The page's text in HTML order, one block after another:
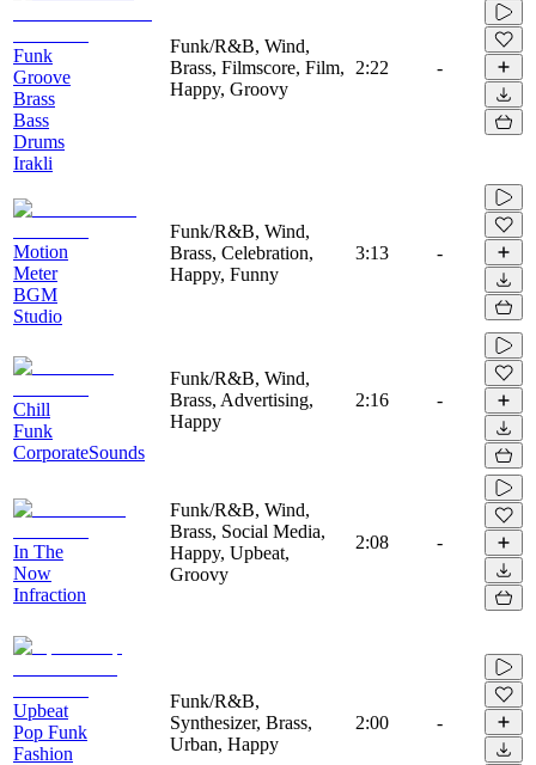
Funk
Groove
Brass
Bass
Drums
Irakli
Funk/R&B, Wind,
Brass, Filmscore, Film,
Happy, Groovy
2:22 -
Motion
Meter
BGM
Studio
Funk/R&B, Wind,
Brass, Celebration,
Happy, Funny
3:13 -
Chill
Funk
CorporateSounds
Funk/R&B, Wind,
Brass, Advertising,
Happy
2:16 -
In The
Now
Infraction
Funk/R&B, Wind,
Brass, Social Media,
Happy, Upbeat,
Groovy
2:08 -
Upbeat
Pop Funk
Fashion
Funk/R&B,
Synthesizer, Brass,
Urban, Happy
2:00 -